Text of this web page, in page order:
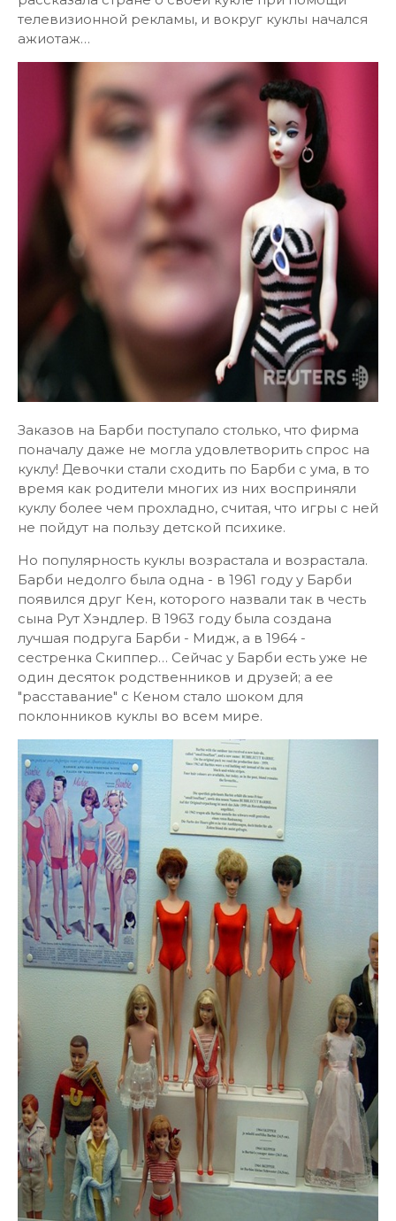
телевизионной рекламы, и вокруг куклы начался
ажиотаж…
Заказов на Барби поступало столько, что фирма
поначалу даже не могла удовлетворить спрос на
куклу! Девочки стали сходить по Барби с ума, в то
время как родители многих из них восприняли
куклу более чем прохладно, считая, что игры с ней
не пойдут на пользу детской психике.
Но популярность куклы возрастала и возрастала.
Барби недолго была одна - в 1961 году у Барби
появился друг Кен, которого назвали так в честь
сына Рут Хэндлер. В 1963 году была создана
лучшая подруга Барби - Мидж, а в 1964 -
сестренка Скиппер… Сейчас у Барби есть уже не
один десяток родственников и друзей; а ее
"расставание" с Кеном стало шоком для
поклонников куклы во всем мире.